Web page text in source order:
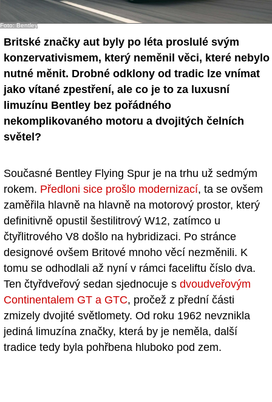
Foto: Bentley
Britské značky aut byly po léta proslulé svým
konzervativismem, který neměnil věci, které nebylo
nutné měnit. Drobné odklony od tradic lze vnímat
jako vítané zpestření, ale co je to za luxusní
limuzínu Bentley bez pořádného
nekomplikovaného motoru a dvojitých čelních
světel?
Současné Bentley Flying Spur je na trhu už sedmým
rokem. Předloni sice prošlo modernizací, ta se ovšem
zaměřila hlavně na hlavně na motorový prostor, který
definitivně opustil šestilitrový W12, zatímco u
čtyřlitrového V8 došlo na hybridizaci. Po stránce
designové ovšem Britové mnoho věcí nezměnili. K
tomu se odhodlali až nyní v rámci faceliftu číslo dva.
Ten čtyřdveřový sedan sjednocuje s dvoudveřovým
Continentalem GT a GTC, pročež z přední části
zmizely dvojité světlomety. Od roku 1962 nevznikla
jediná limuzína značky, která by je neměla, další
tradice tedy byla pohřbena hluboko pod zem.